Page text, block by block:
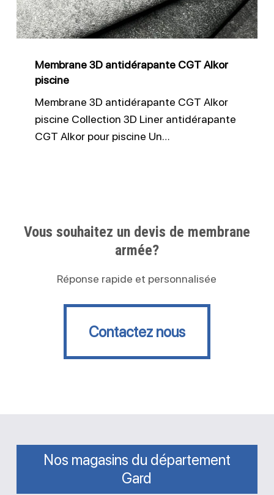
piscine
Membrane 3D antidérapante CGT Alkor
piscine
Membrane 3D antidérapante CGT Alkor
piscine Collection 3D Liner antidérapante
CGT Alkor pour piscine Un…
Vous souhaitez un devis de membrane
armée?
Réponse rapide et personnalisée
Contactez nous
Contactez nous
Nos magasins du département
Gard